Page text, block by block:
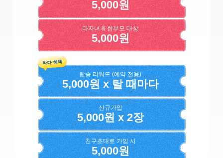
5,000원
다자녀 & 한부모 대상
5,000원
탑승 리워드 (예약 전용)
5,000원 x 탈 때마다
타다 혜택
신규가입
5,000원 x 2장
친구초대로 가입 시
5,000원